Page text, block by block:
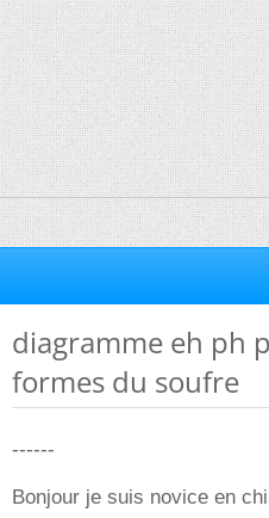
diagramme eh ph
formes du soufre
------
Bonjour je suis novice en